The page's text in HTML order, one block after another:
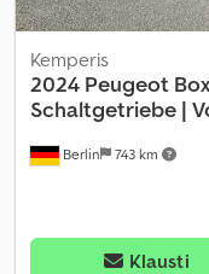
Berlin 743 km
Kemperis
2024 Peugeot
Schaltgetriebe |
Klausti